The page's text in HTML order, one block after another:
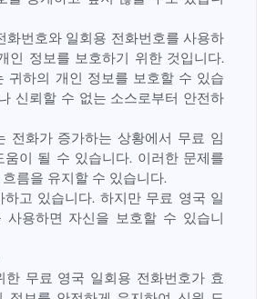
화번호와 일회용 전화번호를 사용하
인 정보를 보호하기 위한 것입니다.
귀하의 개인 정보를 보호할 수 있습
신뢰할 수 없는 소스로부터 안전하
전화가 증가하는 상황에서 무료 임
이 될 수 있습니다. 이러한 문제를
름을 유지할 수 있습니다.
고 있습니다. 하지만 무료 영국 일
사용하면 자신을 보호할 수 있습니
한 무료 영국 일회용 전화번호가 효